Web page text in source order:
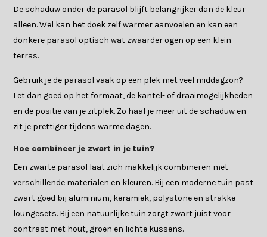
De schaduw onder de parasol blijft belangrijker dan de kleur
alleen. Wel kan het doek zelf warmer aanvoelen en kan een
donkere parasol optisch wat zwaarder ogen op een klein
terras.
Gebruik je de parasol vaak op een plek met veel middagzon?
Let dan goed op het formaat, de kantel- of draaimogelijkheden
en de positie van je zitplek. Zo haal je meer uit de schaduw en
zit je prettiger tijdens warme dagen.
Hoe combineer je zwart in je tuin?
Een zwarte parasol laat zich makkelijk combineren met
verschillende materialen en kleuren. Bij een moderne tuin past
zwart goed bij aluminium, keramiek, polystone en strakke
loungesets. Bij een natuurlijke tuin zorgt zwart juist voor
contrast met hout, groen en lichte kussens.